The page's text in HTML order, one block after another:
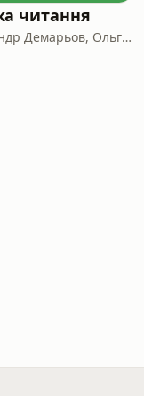
читання
Олександр Демарьов, Ольга Гнатко